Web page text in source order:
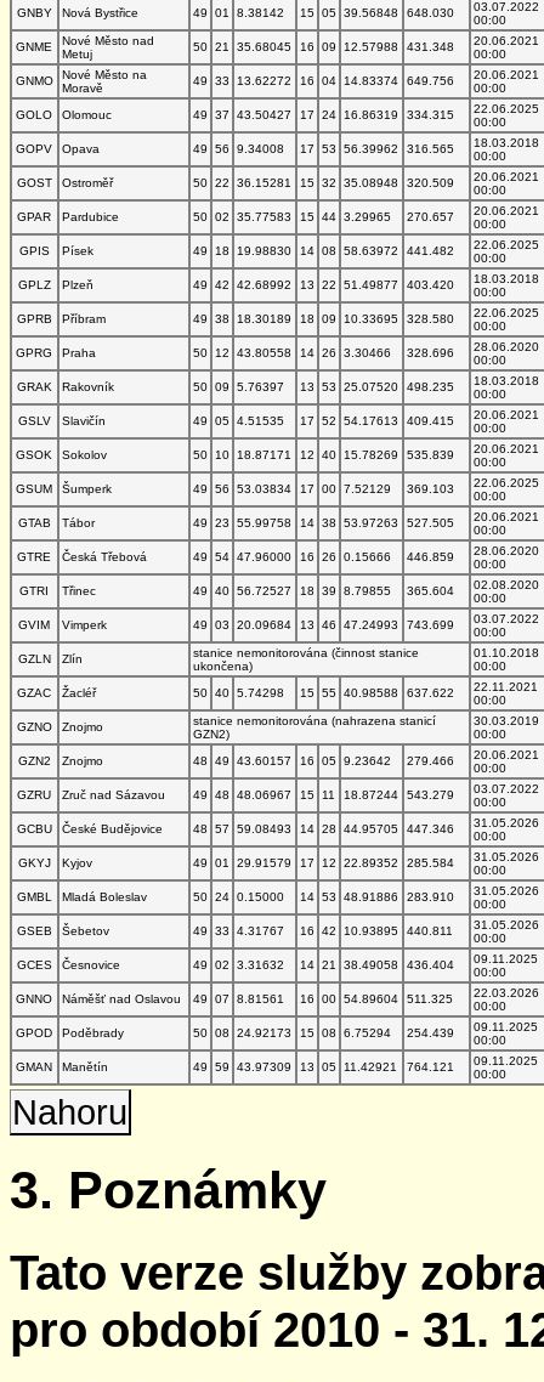
GNBY Nová Bystřice 49 01 8.38142 15 05 39.56848 648.030
03.07.2022
00:00
GNME
Nové Město nad
Metuj
50 21 35.68045 16 09 12.57988 431.348
20.06.2021
00:00
GNMO
Nové Město na
Moravě
49 33 13.62272 16 04 14.83374 649.756
20.06.2021
00:00
GOLO
Olomouc 49 37 43.50427 17 24 16.86319 334.315
22.06.2025
00:00
GOPV
Opava 49 56 9.34008 17 53 56.39962 316.565
18.03.2018
00:00
GOST
Ostroměř 50 22 36.15281 15 32 35.08948 320.509
20.06.2021
00:00
GPAR
Pardubice 50 02 35.77583 15 44 3.29965 270.657
20.06.2021
00:00
GPIS
Písek 49 18 19.98830 14 08 58.63972 441.482
22.06.2025
00:00
GPLZ
Plzeň 49 42 42.68992 13 22 51.49877 403.420
18.03.2018
00:00
GPRB
Příbram 49 38 18.30189 18 09 10.33695 328.580
22.06.2025
00:00
GPRG
Praha 50 12 43.80558 14 26 3.30466 328.696
28.06.2020
00:00
GRAK
Rakovník 50 09 5.76397 13 53 25.07520 498.235
18.03.2018
00:00
GSLV
Slavičín 49 05 4.51535 17 52 54.17613 409.415
20.06.2021
00:00
GSOK
Sokolov 50 10 18.87171 12 40 15.78269 535.839
20.06.2021
00:00
GSUM
Šumperk 49 56 53.03834 17 00 7.52129 369.103
22.06.2025
00:00
GTAB
Tábor 49 23 55.99758 14 38 53.97263 527.505
20.06.2021
00:00
GTRE
Česká Třebová 49 54 47.96000 16 26 0.15666 446.859
28.06.2020
00:00
GTRI
Třinec 49 40 56.72527 18 39 8.79855 365.604
02.08.2020
00:00
GVIM
Vimperk 49 03 20.09684 13 46 47.24993 743.699
03.07.2022
00:00
GZLN
Zlín
stanice nemonitorována (činnost stanice
ukončena)
01.10.2018
00:00
GZAC
Žacléř 50 40 5.74298 15 55 40.98588 637.622
22.11.2021
00:00
GZNO
Znojmo
stanice nemonitorována (nahrazena stanicí
GZN2)
30.03.2019
00:00
GZN2
Znojmo 48 49 43.60157 16 05 9.23642 279.466
20.06.2021
00:00
GZRU
Zruč nad Sázavou 49 48 48.06967 15 11 18.87244 543.279
03.07.2022
00:00
GCBU
České Budějovice 48 57 59.08493 14 28 44.95705 447.346
31.05.2026
00:00
GKYJ
Kyjov 49 01 29.91579 17 12 22.89352 285.584
31.05.2026
00:00
GMBL
Mladá Boleslav 50 24 0.15000 14 53 48.91886 283.910
31.05.2026
00:00
GSEB
Šebetov 49 33 4.31767 16 42 10.93895 440.811
31.05.2026
00:00
GCES
Česnovice 49 02 3.31632 14 21 38.49058 436.404
09.11.2025
00:00
GNNO
Náměšť nad Oslavou 49 07 8.81561 16 00 54.89604 511.325
22.03.2026
00:00
GPOD
Poděbrady 50 08 24.92173 15 08 6.75294 254.439
09.11.2025
00:00
GMAN
Manětín 49 59 43.97309 13 05 11.42921 764.121
09.11.2025
00:00
Nahoru
3. Poznámky
Tato verze služby
pro období 2010 - 31.